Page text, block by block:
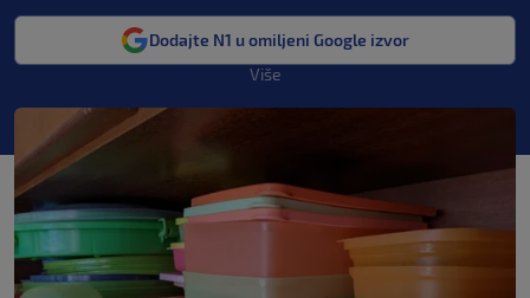
Dodajte N1 u omiljeni Google izvor
Više